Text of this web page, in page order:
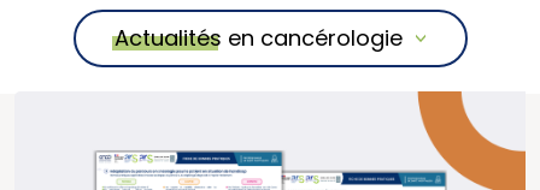
Actualités en cancérologie